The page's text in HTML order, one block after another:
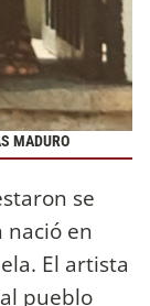
MADURO
se
en
El artista
pueblo